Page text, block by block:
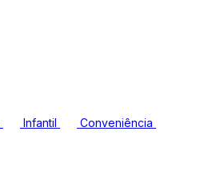
Infantil Conveniência